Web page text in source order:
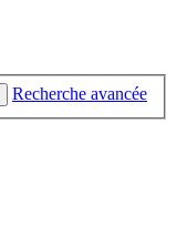
Recherche avancée